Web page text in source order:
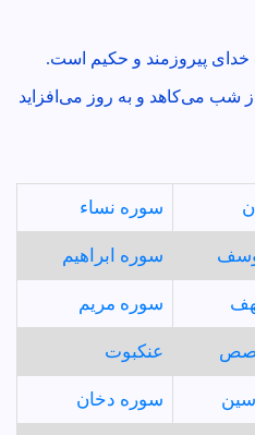
خداى پيروزمند و حكيم است.
شب مى‌كاهد و به روز مى‌افزايد
سوره نساء
سوره ابراهيم
سوره مريم
عنكبوت
سوره دخان